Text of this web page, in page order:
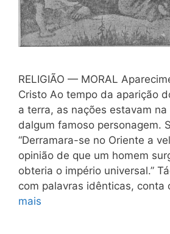
RELIGIÃO — MORAL
Cristo Ao tempo da aparição
a terra, as nações estavam
dalgum famoso personagem.
“Derramara-se no Oriente a
opinião de que um homem
obteria o império universal.”
com palavras idênticas, conta
mais